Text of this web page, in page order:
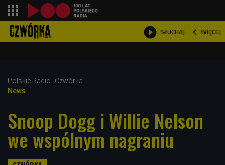
 SŁUCHAJ  WIĘCEJ

Polskie Radio
Czwórka
News
Snoop Dogg i Willie Nelson
we wspólnym nagraniu